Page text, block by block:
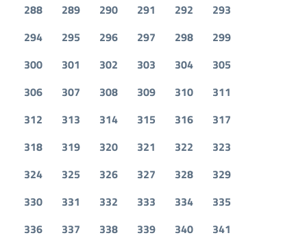
288
289 290 291 292
293
294
295 296 297 298
299
300
301 302 303 304
305
306
307 308 309 310
311
312
313 314 315 316
317
318
319 320 321 322
323
324
325 326 327 328
329
330
331 332 333 334
335
336
337 338 339 340 341